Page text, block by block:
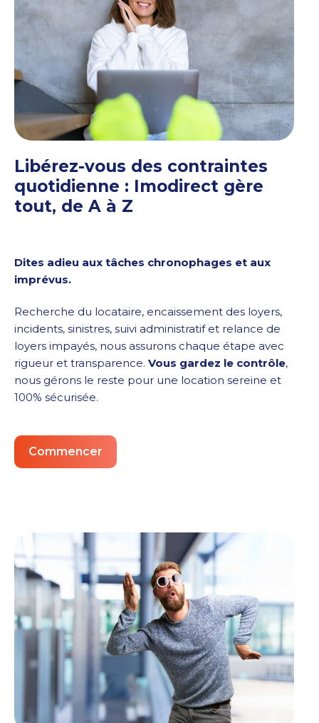
Libérez-vous des contraintes
quotidienne : Imodirect gère
tout, de A à Z
Dites adieu aux tâches chronophages et aux
imprévus.
Recherche du locataire, encaissement des loyers,
incidents, sinistres, suivi administratif et relance de
loyers impayés, nous assurons chaque étape avec
rigueur et transparence. Vous gardez le contrôle,
nous gérons le reste pour une location sereine et
100% sécurisée.
Commencer